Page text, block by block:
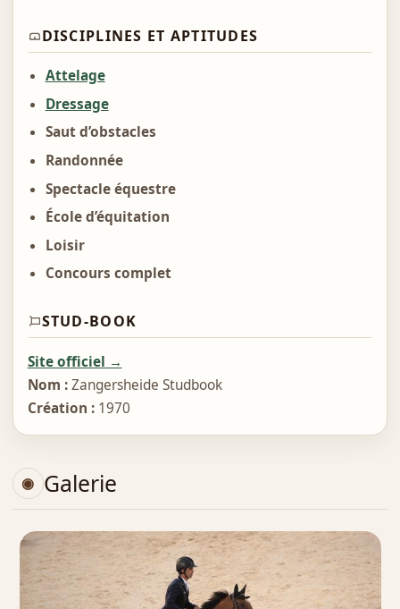
DISCIPLINES ET APTITUDES
Attelage
Dressage
Saut d’obstacles
Randonnée
Spectacle équestre
École d’équitation
Loisir
Concours complet
STUD-BOOK
Site officiel →
Nom :Zangersheide Studbook
Création :1970
Galerie